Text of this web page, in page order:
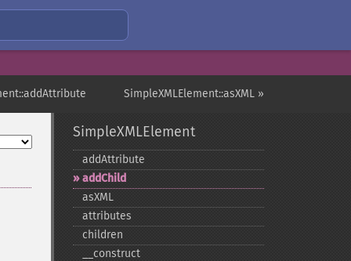
SimpleXMLElement::asXML »
SimpleXMLElement
addAttribute
addChild
asXML
attributes
children
_​_​construct